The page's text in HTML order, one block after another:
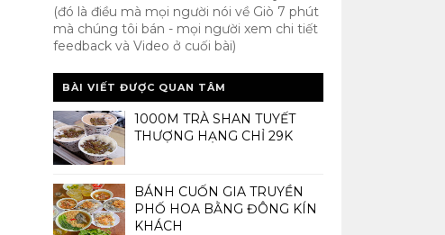
(đó là điều mà mọi người nói về Giò 7 phút
mà chúng tôi bán - mọi người xem chi tiết
feedback và Video ở cuối bài)
BÀI VIẾT ĐƯỢC QUAN TÂM
1000M TRÀ SHAN TUYẾT
THƯỢNG HẠNG CHỈ 29K
BÁNH CUỐN GIA TRUYỀN
PHỐ HOA BẰNG ĐÔNG KÍN
KHÁCH